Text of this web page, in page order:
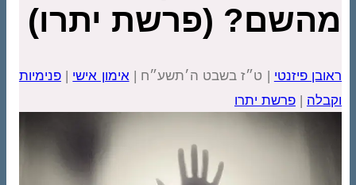
מהשם? (פרשת יתרו)
ראובן פיזנטי | ט״ז בשבט ה׳תשע״ח |אימון אישי |פנימיות
וקבלה | פרשת יתרו